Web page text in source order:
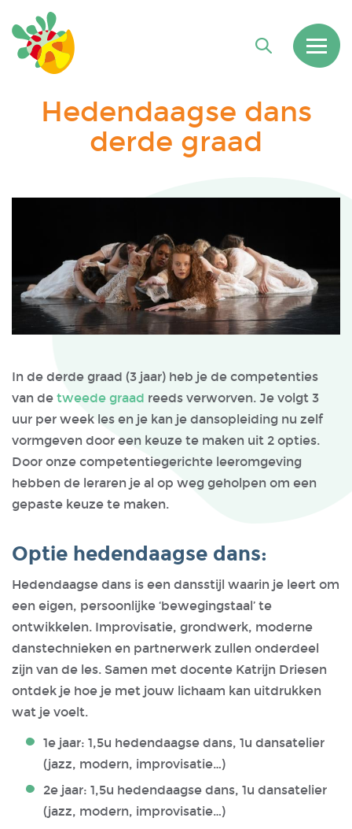
Hedendaagse dans
derde graad
In de derde graad (3 jaar) heb je de competenties
van de tweede graad reeds verworven. Je volgt 3
uur per week les en je kan je dansopleiding nu zelf
vormgeven door een keuze te maken uit 2 opties.
Door onze competentiegerichte leeromgeving
hebben de leraren je al op weg geholpen om een
gepaste keuze te maken.
Optie hedendaagse dans:
Hedendaagse dans is een dansstijl waarin je leert om
een eigen, persoonlijke ‘bewegingstaal’ te
ontwikkelen. Improvisatie, grondwerk, moderne
danstechnieken en partnerwerk zullen onderdeel
zijn van de les. Samen met docente Katrijn Driesen
ontdek je hoe je met jouw lichaam kan uitdrukken
wat je voelt.
1e jaar: 1,5u hedendaagse dans, 1u dansatelier
(jazz, modern, improvisatie…)
2e jaar: 1,5u hedendaagse dans, 1u dansatelier
(jazz, modern, improvisatie…)